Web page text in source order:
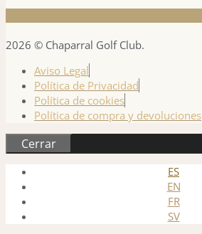
2026 © Chaparral Golf Club.
Aviso Legal
Política de Privacidad
Política de cookies
Política de compra y devoluciones
Cerrar
ES
EN
FR
SV